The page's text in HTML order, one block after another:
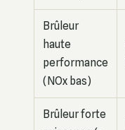
Brûleur
haute
performance
(NOx bas)
Brûleur forte